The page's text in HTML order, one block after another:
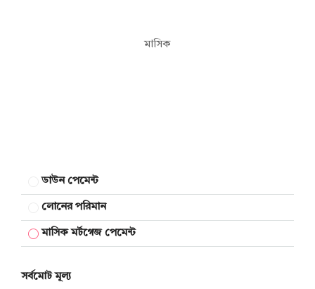
মাসিক
ডাউন পেমেন্ট
লোনের পরিমান
মাসিক মর্টগেজ পেমেন্ট
সর্বমোট মূল্য